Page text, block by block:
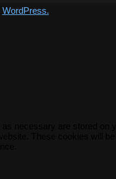
WordPress.